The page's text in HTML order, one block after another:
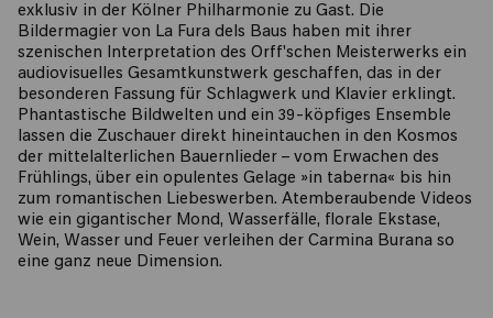
exklusiv in der Kölner Philharmonie zu Gast. Die
Bildermagier von La Fura dels Baus haben mit ihrer
szenischen Interpretation des Orff'schen Meisterwerks ein
audiovisuelles Gesamtkunstwerk geschaffen, das in der
besonderen Fassung für Schlagwerk und Klavier erklingt.
Phantastische Bildwelten und ein 39-köpfiges Ensemble
lassen die Zuschauer direkt hineintauchen in den Kosmos
der mittelalterlichen Bauernlieder – vom Erwachen des
Frühlings, über ein opulentes Gelage »in taberna« bis hin
zum romantischen Liebeswerben. Atemberaubende Videos
wie ein gigantischer Mond, Wasserfälle, florale Ekstase,
Wein, Wasser und Feuer verleihen der Carmina Burana so
eine ganz neue Dimension.